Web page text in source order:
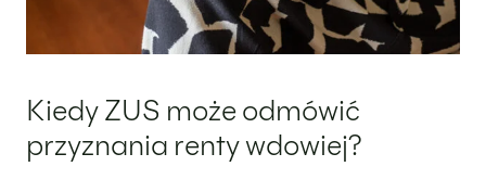
Kiedy ZUS może odmówić
przyznania renty wdowiej?